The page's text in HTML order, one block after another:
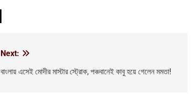
Next:
বাংলায় এসেই মোদীর মাস্টার স্ট্রোক, পঞ্চবানেই কাবু হয়ে গেলেন মমতা!